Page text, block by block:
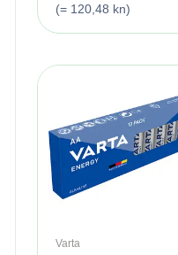
(= 120,48 kn)
Varta